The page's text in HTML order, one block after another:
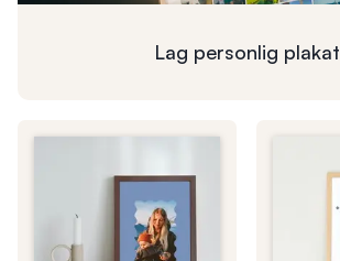
Lag personlig plakat